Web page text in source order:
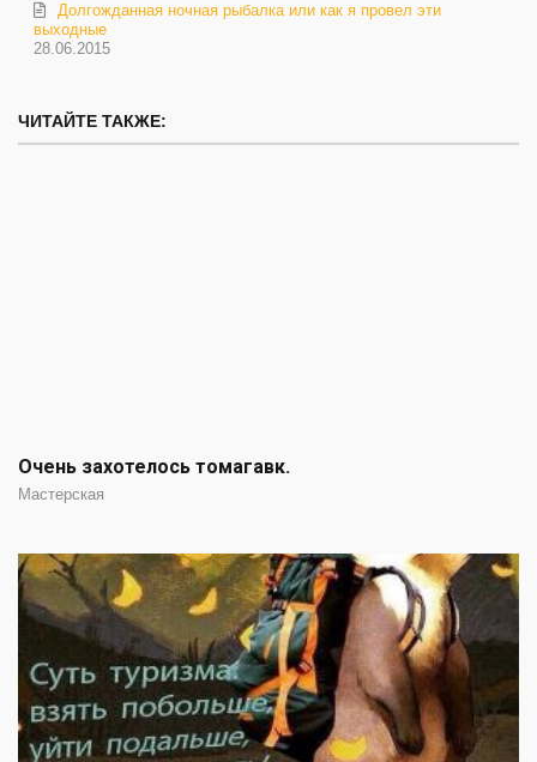
28.06.2015
Долгожданная ночная рыбалка или как я провел эти
выходные
ЧИТАЙТЕ ТАКЖЕ:
Очень захотелось томагавк.
Мастерская